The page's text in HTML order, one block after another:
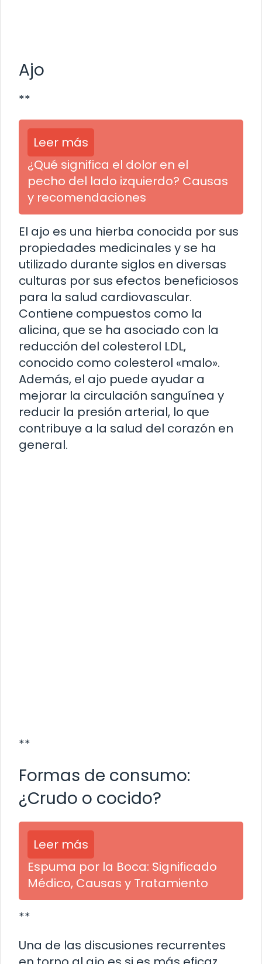
Ajo
**
Leer más
¿Qué significa el dolor en el
pecho del lado izquierdo? Causas
y recomendaciones
El ajo es una hierba conocida por sus
propiedades medicinales y se ha
utilizado durante siglos en diversas
culturas por sus efectos beneficiosos
para la salud cardiovascular.
Contiene compuestos como la
alicina, que se ha asociado con la
reducción del colesterol LDL,
conocido como colesterol «malo».
Además, el ajo puede ayudar a
mejorar la circulación sanguínea y
reducir la presión arterial, lo que
contribuye a la salud del corazón en
general.
**
Formas de consumo:
¿Crudo o cocido?
Leer más
Espuma por la Boca: Significado
Médico, Causas y Tratamiento
**
Una de las discusiones recurrentes